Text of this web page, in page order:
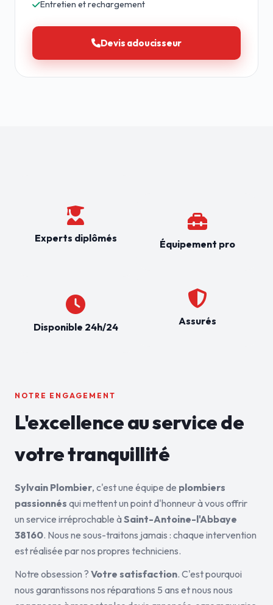
Entretien et rechargement
Devis adoucisseur
Experts diplômés
Disponible 24h/24
Équipement pro
Assurés
NOTRE ENGAGEMENT
L'excellence au service de
votre tranquillité
Sylvain Plombier, c'est une équipe de plombiers
passionnés qui mettent un point d'honneur à vous offrir
un service irréprochable àSaint-Antoine-l'Abbaye
38160. Nous ne sous-traitons jamais : chaque intervention
est réalisée par nos propres techniciens.
Notre obsession ? Votre satisfaction. C'est pourquoi
nous garantissons nos réparations 5 ans et nous nous